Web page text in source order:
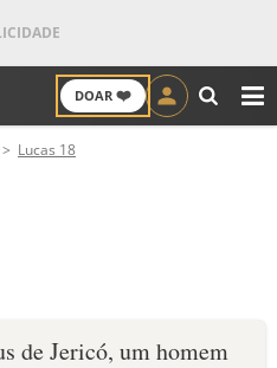
DOAR ❤️
Lucas 18
de Jericó, um homem